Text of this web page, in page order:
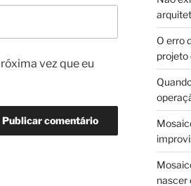
vez que eu
O erro
projeto
nascer